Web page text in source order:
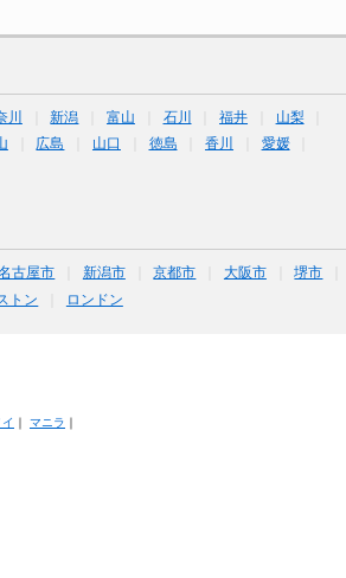
川 新潟 富山 石川 福井
山梨
広島 山口 徳島 香川
愛媛
古屋市 新潟市 京都市 大阪市
堺市
トン ロンドン
｜ マニラ ｜